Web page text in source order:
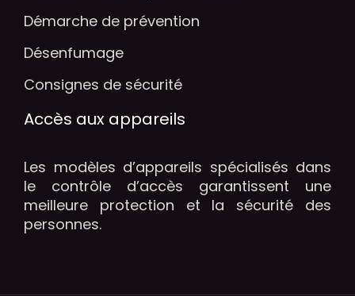
Démarche de prévention
Désenfumage
Consignes de sécurité
Accès aux appareils
Les modèles d’appareils spécialisés dans
le contrôle d’accès garantissent une
meilleure protection et la sécurité des
personnes.